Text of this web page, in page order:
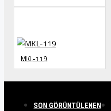
MKL-119
SON GÖRÜNTÜLENEN